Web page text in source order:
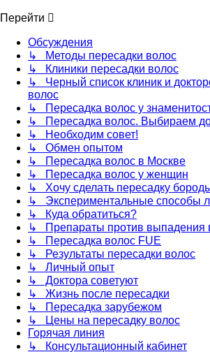
Перейти
Обсуждения
↳ Методы пересадки волос
↳ Клиники пересадки волос
↳ Черный список клиник и
волос
↳ Пересадка волос у
↳ Пересадка волос. Выбираем
↳ Необходим совет!
↳ Обмен опытом
↳ Пересадка волос в Москве
↳ Пересадка волос у женщин
↳ Хочу сделать пересадку
↳ Экспериментальные способы
↳ Куда обратиться?
↳ Препараты против выпадения
↳ Пересадка волос FUE
↳ Результаты пересадки волос
↳ Личный опыт
↳ Доктора советуют
↳ Жизнь после пересадки
↳ Пересадка зарубежом
↳ Цены на пересадку волос
Горячая линия
↳ Консультационный кабинет